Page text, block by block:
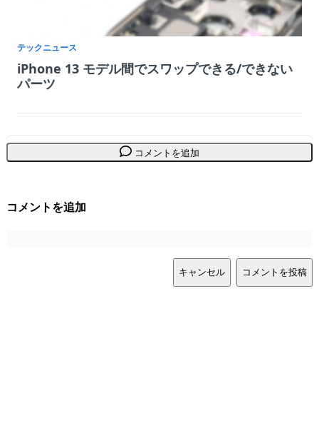
テックニュース
iPhone 13 モデル間でスワップできる/できない
パーツ
コメントを追加
コメントを追加
キャンセル コメントを投稿